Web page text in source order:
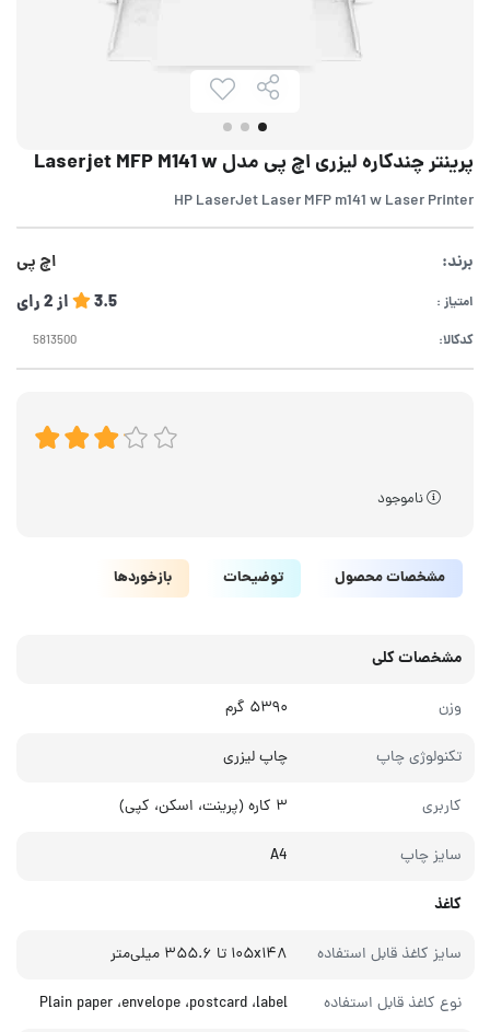
پرینتر چندکاره لیزری اچ پی مدل Laserjet MFP M141 w
HP LaserJet Laser MFP m141 w Laser Printer
برند: اچ پی
امتیاز : 3.5 از2رای
کدکالا:
ناموجود
مشخصات محصول توضیحات بازخوردها
مشخصات کلی
وزن ۵۳۹۰ گرم
تکنولوژی چاپ چاپ لیزری
کاربری ۳ کاره (پرینت، اسکن، کپی)
سایز چاپ A4
کاغذ
سایز کاغذ قابل استفاده ۱۰۵x۱۴۸ تا ۳۵۵.۶ میلی‌متر
نوع کاغذ قابل استفاده Plain paper ،envelope ،postcard ،label